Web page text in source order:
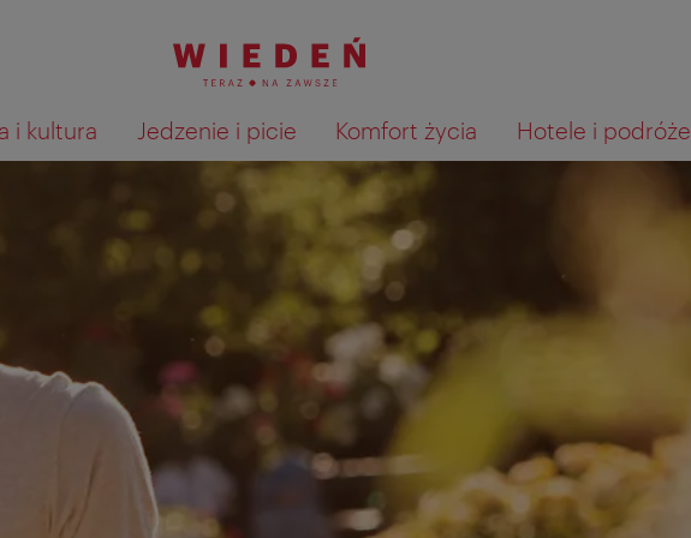
i kultura Jedzenie i picie Komfort życia Hotele i podróże
Pokaż na mapie wyniki wyszukiwania